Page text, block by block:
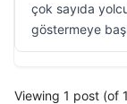
çok sayıda
göstermeye
Viewing 1 post (of